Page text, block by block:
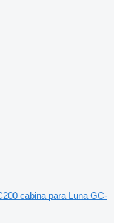
cabina para Luna GC-